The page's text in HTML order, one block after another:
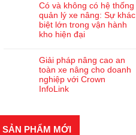
Có và không có hệ thống
quản lý xe nâng: Sự khác
biệt lớn trong vận hành
kho hiện đại
Giải pháp nâng cao an
toàn xe nâng cho doanh
nghiệp với Crown
InfoLink
SẢN PHẨM MỚI